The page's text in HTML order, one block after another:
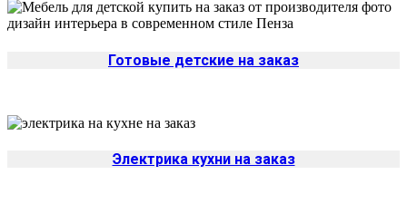
Готовые детские на заказ
Электрика кухни на заказ